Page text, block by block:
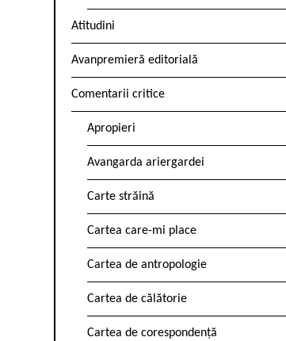
Atitudini
Avanpremieră editorială
Comentarii critice
Apropieri
Avangarda ariergardei
Carte străină
Cartea care-mi place
Cartea de antropologie
Cartea de călătorie
Cartea de corespondență